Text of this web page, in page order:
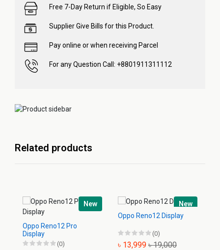
Free 7-Day Return if Eligible, So Easy
Supplier Give Bills for this Product.
Pay online or when receiving Parcel
For any Question Call: +8801911311112
Related products
New
Oppo Reno12 Pro
Display
(0)
New
Oppo Reno12 Display
(0)
৳ 13,999 ৳ 19,000